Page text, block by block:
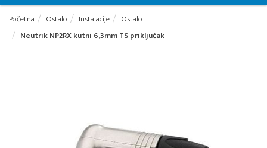
Početna Ostalo Instalacije
Ostalo
Neutrik NP2RX kutni 6,3mm TS priključak